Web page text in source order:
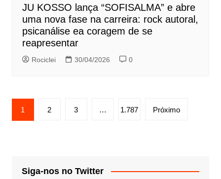
JU KOSSO lança “SOFISALMA” e abre
uma nova fase na carreira: rock autoral,
psicanálise ea coragem de se
reapresentar
Rociclei 30/04/2026 0
Paginação
de
1 2 3 … 1.787 Próximo
Siga-nos no Twitter